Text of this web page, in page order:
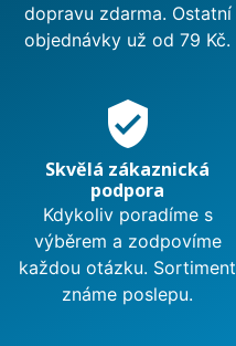
dopravu zdarma. Ostatní
objednávky už od 79 Kč.
verified_user
Skvělá zákaznická
podpora
Kdykoliv poradíme s
výběrem a zodpovíme
každou otázku. Sortiment
známe poslepu.